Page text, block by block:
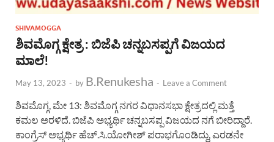
SHIVAMOGGA
ಶಿವಮೊಗ್ಗ ಕ್ಷೇತ್ರ : ಬಿಜೆಪಿ ಚನ್ನಬಸಪ್ಪಗೆ ವಿಜಯದ
ಮಾಲೆ!
May 13, 2023 - by B.Renukesha - Leave a Comment
ಶಿವಮೊಗ್ಗ, ಮೇ 13: ಶಿವಮೊಗ್ಗ ನಗರ ವಿಧಾನಸಭಾ ಕ್ಷೇತ್ರದಲ್ಲಿ ಮತ್ತೆ
ಕಮಲ ಅರಳಿದೆ. ಬಿಜೆಪಿ ಅಭ್ಯರ್ಥಿ ಚನ್ನಬಸಪ್ಪ ವಿಜಯದ ನಗೆ ಬೀರಿದ್ದಾರೆ.
ಕಾಂಗ್ರೆಸ್ ಅಭ್ಯರ್ಥಿ ಹೆಚ್.ಸಿ.ಯೋಗೀಶ್ ಪರಾಭಗೊಂಡಿದ್ದು, ಎರಡನೇ